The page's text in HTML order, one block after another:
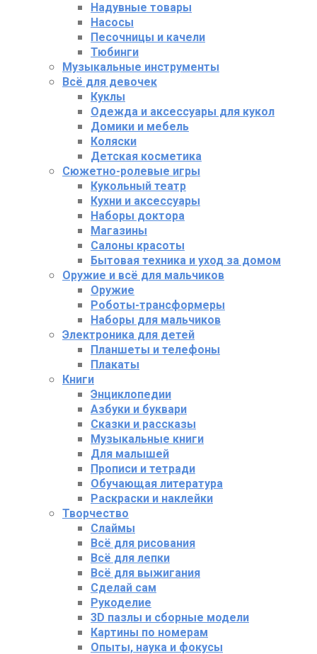
Надувные товары
Насосы
Песочницы и качели
Тюбинги
Музыкальные инструменты
Всё для девочек
Куклы
Одежда и аксессуары для кукол
Домики и мебель
Коляски
Детская косметика
Сюжетно-ролевые игры
Кукольный театр
Кухни и аксессуары
Наборы доктора
Магазины
Салоны красоты
Бытовая техника и уход за домом
Оружие и всё для мальчиков
Оружие
Роботы-трансформеры
Наборы для мальчиков
Электроника для детей
Планшеты и телефоны
Плакаты
Книги
Энциклопедии
Азбуки и буквари
Сказки и рассказы
Музыкальные книги
Для малышей
Прописи и тетради
Обучающая литература
Раскраски и наклейки
Творчество
Слаймы
Всё для рисования
Всё для лепки
Всё для выжигания
Сделай сам
Рукоделие
3D пазлы и сборные модели
Картины по номерам
Опыты, наука и фокусы